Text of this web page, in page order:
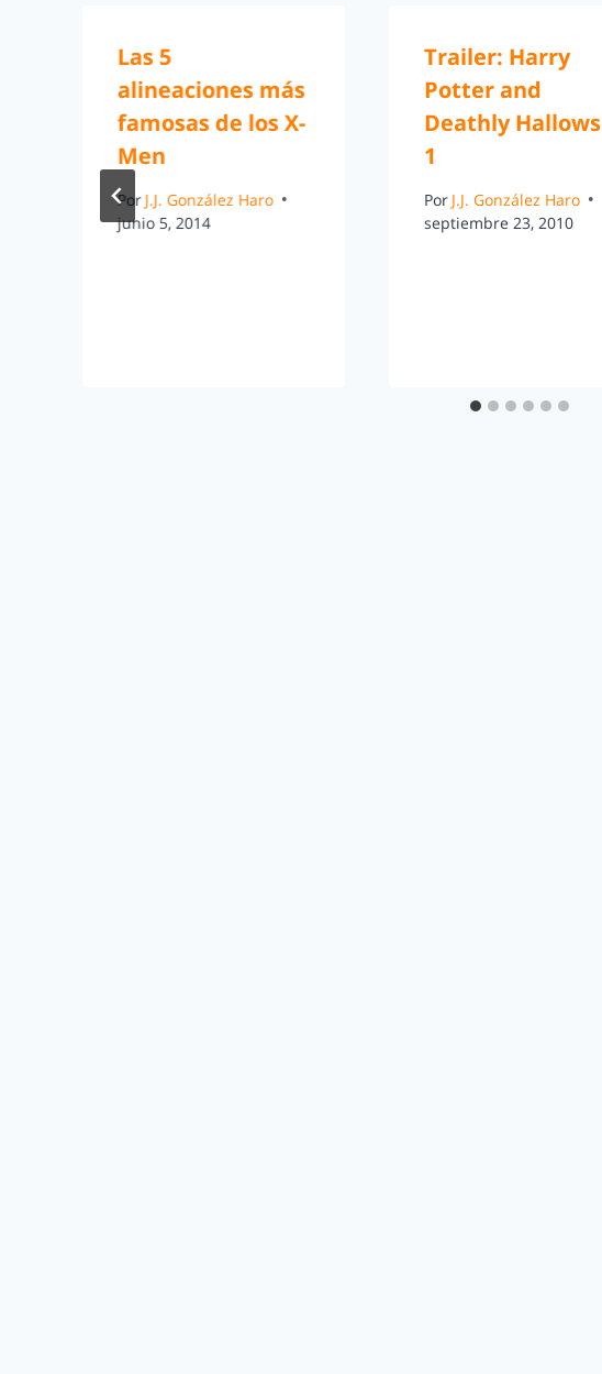
Las 5
alineaciones más
famosas de los X-
Men
PorJ.J. González Haro
junio 5, 2014
Trailer: Harry
Potter and
Deathly Hallows
1
Por J.J. González Haro
septiembre 23, 2010